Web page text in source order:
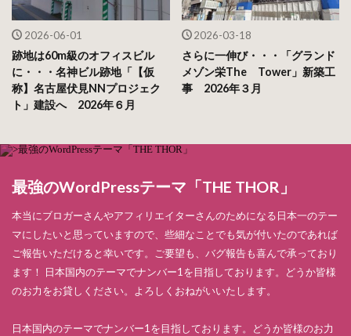
2026-06-01
跡地は60m級のオフィスビル
に・・・名神ビル跡地「【仮
称】名古屋伏見NNプロジェク
ト」建設へ 2026年６月
2026-03-18
さらに一伸び・・・「グランド
メゾン栄The Tower」新築工
事 2026年３月
最強のWordPressテーマ「THE THOR」
本当にブロガーさんやアフィリエイターさんのためになる日本一のテー
マにしたいと思っていますので、些細なことでも気が付いたのであれば
ご報告いただけると幸いです。ご要望も、バグ報告も喜んで承っており
ます！ 日本国内のテーマでナンバー1を目指しております。どうか皆様
のお力をお貸しください。よろしくおねがいいたします。
日本国内のテーマでナンバー1を目指しております。どうか皆様のお力